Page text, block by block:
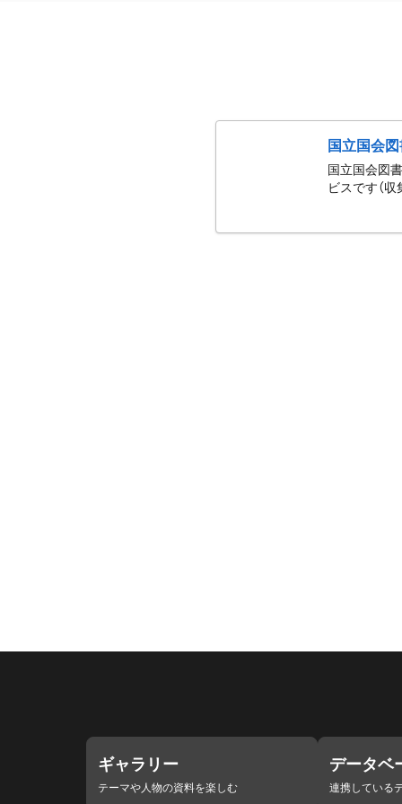
国立国会
国立国会図
ビスです（
ギャラリー
テーマや人物の資料を楽しむ
データベ
連携している